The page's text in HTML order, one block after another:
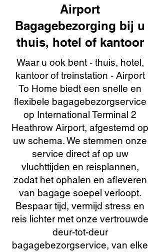
Airport
Bagagebezorging bij u
thuis, hotel of kantoor
Waar u ook bent - thuis, hotel,
kantoor of treinstation - Airport
To Home biedt een snelle en
flexibele bagagebezorgservice
op International Terminal 2
Heathrow Airport, afgestemd op
uw schema. We stemmen onze
service direct af op uw
vluchttijden en reisplannen,
zodat het ophalen en afleveren
van bagage soepel verloopt.
Bespaar tijd, vermijd stress en
reis lichter met onze vertrouwde
deur-tot-deur
bagagebezorgservice, van elke